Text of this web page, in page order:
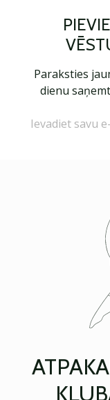
Paraksties
dienu